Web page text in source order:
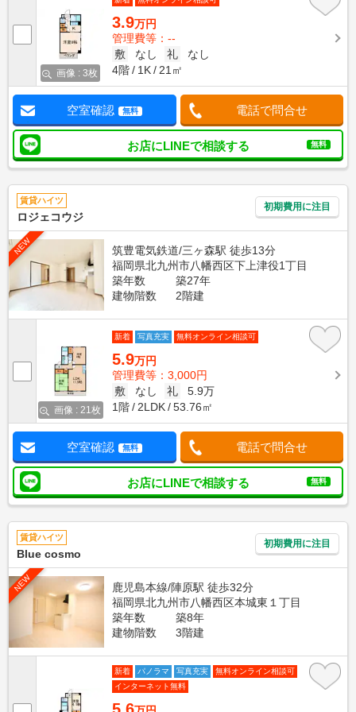
画像 : 3枚
3.9万円
管理費等：--
敷
なし 礼
なし
4階
1K 21㎡
空室確認 無料 電話で問合せ
お店にLINEで相談する 無料
賃貸ハイツ
ロジェコウジ
初期費用に注目
NEW
筑豊電気鉄道/三ヶ森駅 徒歩13分
福岡県北九州市八幡西区下上津役1丁目
築年数
築27年
建物階数
2階建
画像 : 21枚
新着 写真充実 無料オンライン相談可
5.9万円
管理費等：3,000円
敷
なし 礼
5.9万
1階
2LDK 53.76㎡
空室確認 無料 電話で問合せ
お店にLINEで相談する 無料
賃貸ハイツ
Blue cosmo
初期費用に注目
NEW
鹿児島本線/陣原駅 徒歩32分
福岡県北九州市八幡西区本城東１丁目
築年数
築8年
建物階数
3階建
新着 パノラマ 写真充実
無料オンライン相談可
インターネット無料